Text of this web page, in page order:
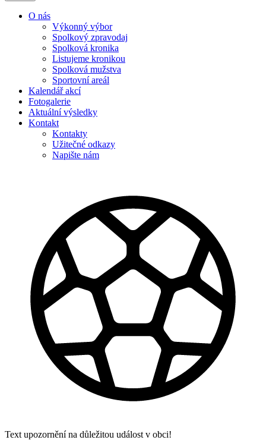
O nás
Výkonný výbor
Spolkový zpravodaj
Spolková kronika
Listujeme kronikou
Spolková mužstva
Sportovní areál
Kalendář akcí
Fotogalerie
Aktuální výsledky
Kontakt
Kontakty
Užitečné odkazy
Napište nám
Text upozornění na důležitou událost v obci!